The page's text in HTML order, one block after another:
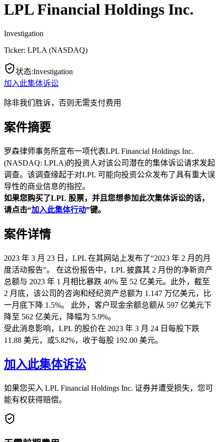
LPL Financial Holdings Inc.
Investigation
Ticker: LPLA (NASDAQ)
状态:Investigation
加入此集体诉讼
除非我们胜诉，否则无需支付费用
案件摘要
罗森律师事务所宣布一项代表LPL Financial Holdings Inc.
(NASDAQ: LPLA)的投资人对该公司潜在的集体诉讼请求发起
调查。该调查缘起于对LPL 可能向投资公众发布了具有重大误
导性的商业信息的指控。
如果您购买了LPL 股票，并且您想参加此次集体诉讼的话，
请点击“加入此集体行动”键。
案件详情
2023 年 3 月 23 日，LPL 在其网站上发布了“2023 年 2 月的月
度活动报告”。 在这份报告中，LPL 披露其 2 月份的净新资产
总额与 2023 年 1 月相比暴跌 40% 至 52 亿美元。此外，截至
2 月底，该公司的咨询和经纪资产总额为 1.147 万亿美元，比
一月底下降 1.5%。 此外，客户现金余额总额从 597 亿美元下
降至 562 亿美元，降幅为 5.9%。
受此消息影响，LPL 的股价在 2023 年 3 月 24 日每股下跌
11.88 美元，或5.82%，收于每股 192.00 美元。
加入此集体诉讼
如果您买入 LPL Financial Holdings Inc. 证券并遭受损失，您可
能有权获得赔偿。